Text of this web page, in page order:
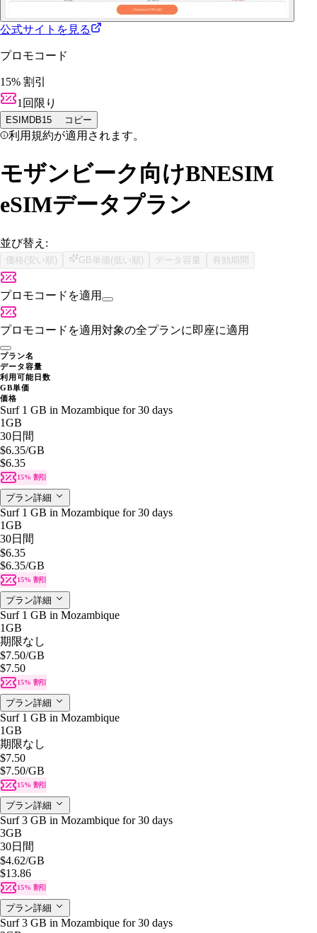
公式サイトを見る
プロモコード
15% 割引
1回限り
ESIMDB15 コピー
利用規約が適用されます。
モザンビーク向けBNESIM
eSIMデータプラン
並び替え:
価格(安い順) GB単価(低い順) データ容量 有効期間
プロモコードを適用
プロモコードを適用対象の全プランに即座に適用
プラン名
データ容量
利用可能日数
GB単価
価格
Surf 1 GB in Mozambique for 30 days
1GB
30日間
$6.35/GB
$6.35
15% 割引
プラン詳細
Surf 1 GB in Mozambique for 30 days
1GB
30日間
$6.35
$6.35/GB
15% 割引
プラン詳細
Surf 1 GB in Mozambique
1GB
期限なし
$7.50/GB
$7.50
15% 割引
プラン詳細
Surf 1 GB in Mozambique
1GB
期限なし
$7.50
$7.50/GB
15% 割引
プラン詳細
Surf 3 GB in Mozambique for 30 days
3GB
30日間
$4.62/GB
$13.86
15% 割引
プラン詳細
Surf 3 GB in Mozambique for 30 days